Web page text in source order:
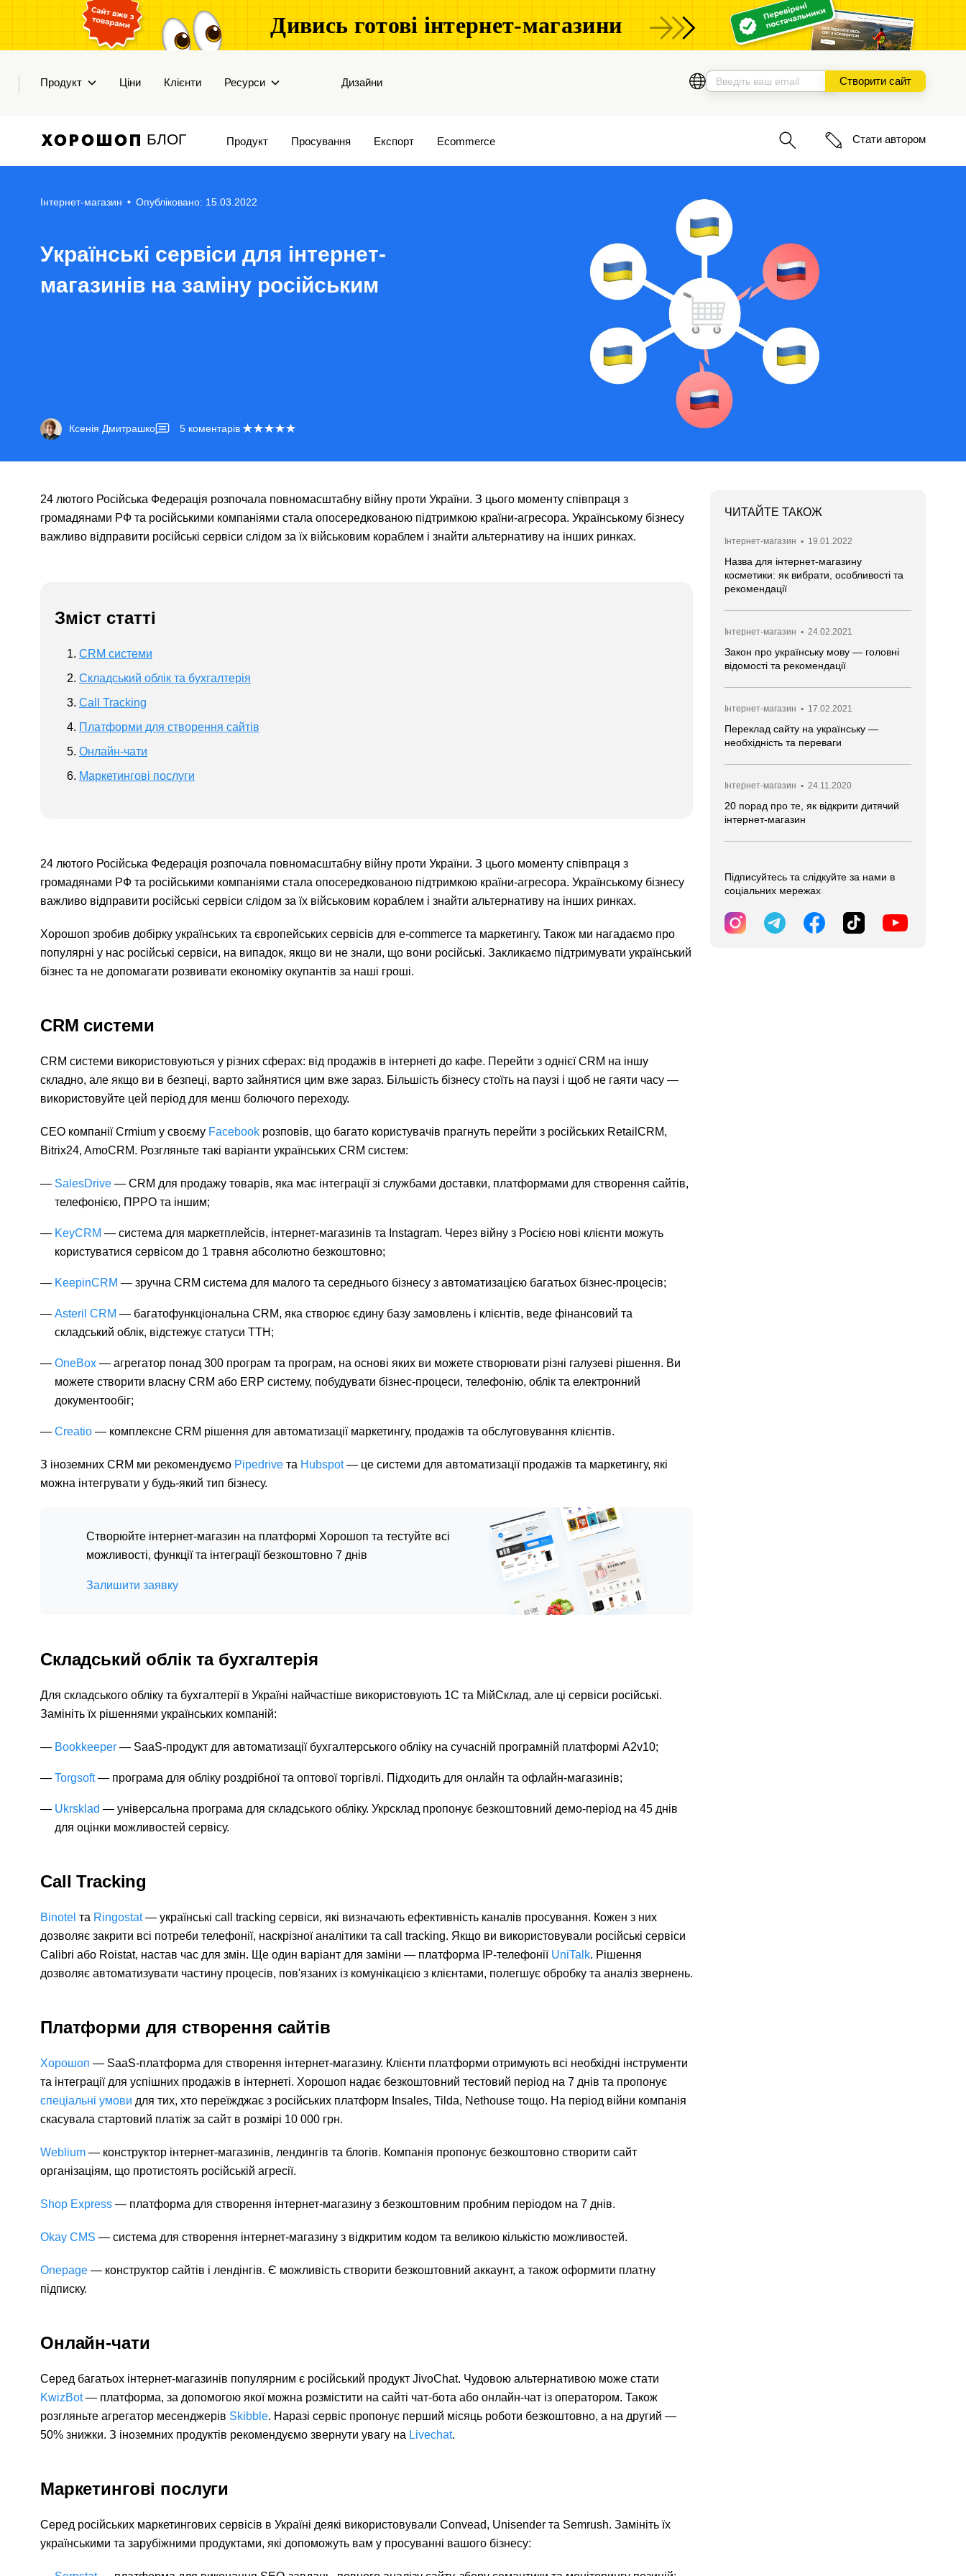
Дивись готові інтернет-магазини
Продукт Ціни Клієнти Ресурси Дизайни Створити сайт
БЛОГ Продукт Просування Експорт Ecommerce Стати автором
Інтернет-магазин • Опубліковано: 15.03.2022
Українські сервіси для інтернет-
магазинів на заміну російським
Ксенія Дмитрашко 5 коментарів
24 лютого Російська Федерація розпочала повномасштабну війну проти України. З цього моменту співпраця з
громадянами РФ та російськими компаніями стала опосередкованою підтримкою країни-агресора. Українському бізнесу
важливо відправити російські сервіси слідом за їх військовим кораблем і знайти альтернативу на інших ринках.
Зміст статті
CRM системи
Складський облік та бухгалтерія
Call Tracking
Платформи для створення сайтів
Онлайн-чати
Маркетингові послуги
24 лютого Російська Федерація розпочала повномасштабну війну проти України. З цього моменту співпраця з
громадянами РФ та російськими компаніями стала опосередкованою підтримкою країни-агресора. Українському бізнесу
важливо відправити російські сервіси слідом за їх військовим кораблем і знайти альтернативу на інших ринках.
Хорошоп зробив добірку українських та європейських сервісів для e-commerce та маркетингу. Також ми нагадаємо про
популярні у нас російські сервіси, на випадок, якщо ви не знали, що вони російські. Закликаємо підтримувати український
бізнес та не допомагати розвивати економіку окупантів за наші гроші.
CRM системи
CRM системи використовуються у різних сферах: від продажів в інтернеті до кафе. Перейти з однієї CRM на іншу
складно, але якщо ви в безпеці, варто зайнятися цим вже зараз. Більшість бізнесу стоїть на паузі і щоб не гаяти часу —
використовуйте цей період для менш болючого переходу.
CEO компанії Crmium у своєму Facebook розповів, що багато користувачів прагнуть перейти з російських RetailCRM,
Bitrix24, AmoCRM. Розгляньте такі варіанти українських CRM систем:
SalesDrive — CRM для продажу товарів, яка має інтеграції зі службами доставки, платформами для створення сайтів,
телефонією, ПРРО та іншим;
KeyCRM — система для маркетплейсів, інтернет-магазинів та Instagram. Через війну з Росією нові клієнти можуть
користуватися сервісом до 1 травня абсолютно безкоштовно;
KeepinCRM — зручна CRM система для малого та середнього бізнесу з автоматизацією багатьох бізнес-процесів;
Asteril CRM — багатофункціональна CRM, яка створює єдину базу замовлень і клієнтів, веде фінансовий та
складський облік, відстежує статуси ТТН;
OneBox — агрегатор понад 300 програм та програм, на основі яких ви можете створювати різні галузеві рішення. Ви
можете створити власну CRM або ERP систему, побудувати бізнес-процеси, телефонію, облік та електронний
документообіг;
Creatio — комплексне CRM рішення для автоматизації маркетингу, продажів та обслуговування клієнтів.
З іноземних CRM ми рекомендуємо Pipedrive та Hubspot— це системи для автоматизації продажів та маркетингу, які
можна інтегрувати у будь-який тип бізнесу.
Створюйте інтернет-магазин на платформі Хорошоп та тестуйте всі
можливості, функції та інтеграції безкоштовно 7 днів
Залишити заявку
Складський облік та бухгалтерія
Для складського обліку та бухгалтерії в Україні найчастіше використовують 1С та МійСклад, але ці сервіси російські.
Замініть їх рішеннями українських компаній:
Bookkeeper — SaaS-продукт для автоматизації бухгалтерського обліку на сучасній програмній платформі A2v10;
Torgsoft— програма для обліку роздрібної та оптової торгівлі. Підходить для онлайн та офлайн-магазинів;
Ukrsklad — універсальна програма для складського обліку. Укрсклад пропонує безкоштовний демо-період на 45 днів
для оцінки можливостей сервісу.
Call Tracking
Binotel та Ringostat— українські call tracking сервіси, які визначають ефективність каналів просування. Кожен з них
дозволяє закрити всі потреби телефонії, наскрізної аналітики та call tracking. Якщо ви використовували російські сервіси
Calibri або Roistat, настав час для змін. Ще один варіант для заміни — платформа IP-телефонії UniTalk. Рішення
дозволяє автоматизувати частину процесів, пов'язаних із комунікацією з клієнтами, полегшує обробку та аналіз звернень.
Платформи для створення сайтів
Хорошоп — SaaS-платформа для створення інтернет-магазину. Клієнти платформи отримують всі необхідні інструменти
та інтеграції для успішних продажів в інтернеті. Хорошоп надає безкоштовний тестовий період на 7 днів та пропонує
спеціальні умови для тих, хто переїжджає з російських платформ Insales, Tilda, Nethouse тощо. На період війни компанія
скасувала стартовий платіж за сайт в розмірі 10 000 грн.
Weblium — конструктор інтернет-магазинів, лендингів та блогів. Компанія пропонує безкоштовно створити сайт
організаціям, що протистоять російській агресії.
Shop Express — платформа для створення інтернет-магазину з безкоштовним пробним періодом на 7 днів.
Okay CMS — система для створення інтернет-магазину з відкритим кодом та великою кількістю можливостей.
Onepage — конструктор сайтів і лендінгів. Є можливість створити безкоштовний аккаунт, а також оформити платну
підписку.
Онлайн-чати
Серед багатьох інтернет-магазинів популярним є російський продукт JivoChat. Чудовою альтернативою може стати
KwizBot— платформа, за допомогою якої можна розмістити на сайті чат-бота або онлайн-чат із оператором. Також
розгляньте агрегатор месенджерів Skibble. Наразі сервіс пропонує перший місяць роботи безкоштовно, а на другий —
50% знижки. З іноземних продуктів рекомендуємо звернути увагу на Livechat.
Маркетингові послуги
Серед російських маркетингових сервісів в Україні деякі використовували Convead, Unisender та Semrush. Замініть їх
українськими та зарубіжними продуктами, які допоможуть вам у просуванні вашого бізнесу:
ЧИТАЙТЕ ТАКОЖ
Інтернет-магазин • 19.01.2022
Назва для інтернет-магазину
косметики: як вибрати, особливості та
рекомендації
Інтернет-магазин • 24.02.2021
Закон про українську мову — головні
відомості та рекомендації
Інтернет-магазин • 17.02.2021
Переклад сайту на українську —
необхідність та переваги
Інтернет-магазин • 24.11.2020
20 порад про те, як відкрити дитячий
інтернет-магазин
Підписуйтесь та слідкуйте за нами в
соціальних мережах